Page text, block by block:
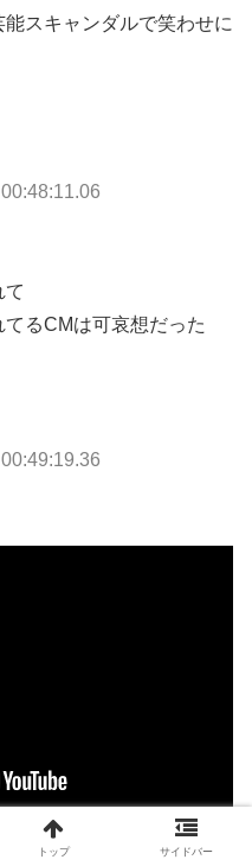
スキャンダルで笑わせに
て
るCMは可哀想だった
トップ サイドバー